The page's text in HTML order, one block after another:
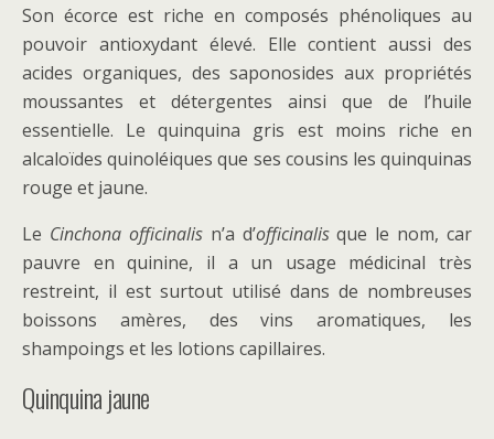
Son écorce est riche en composés phénoliques au
pouvoir antioxydant élevé. Elle contient aussi des
acides organiques, des saponosides aux propriétés
moussantes et détergentes ainsi que de l’huile
essentielle. Le quinquina gris est moins riche en
alcaloïdes quinoléiques que ses cousins les quinquinas
rouge et jaune.
Le Cinchona officinalisn’a d’officinalisque le nom, car
pauvre en quinine, il a un usage médicinal très
restreint, il est surtout utilisé dans de nombreuses
boissons amères, des vins aromatiques, les
shampoings et les lotions capillaires.
Quinquina jaune